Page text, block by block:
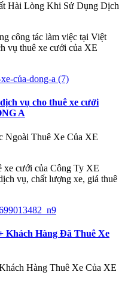
Hài Lòng Khi Sử Dụng Dịch
công tác làm việc tại Việt
vụ thuê xe cưới của XE
vụ cho thuê xe cưới
A
Ngoài Thuê Xe Của XE
xe cưới của Công Ty XE
vụ, chất lượng xe, giá thuê
Khách Hàng Đã Thuê Xe
Hàng Thuê Xe Của XE